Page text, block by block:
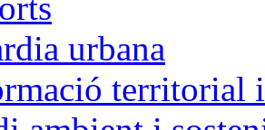
urbana
territorial